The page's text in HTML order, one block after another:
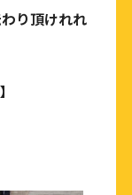
り頂けれれ